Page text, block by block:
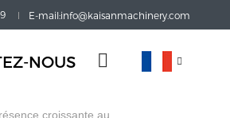
E-mail:info@kaisanmachinery.com
NOUS